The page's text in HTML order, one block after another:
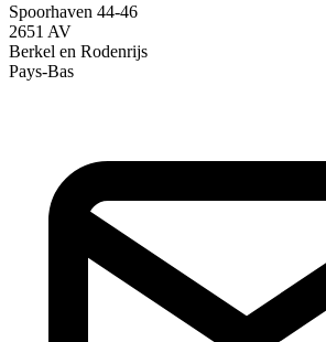
Spoorhaven 44-46
2651 AV
Berkel en Rodenrijs
Pays-Bas